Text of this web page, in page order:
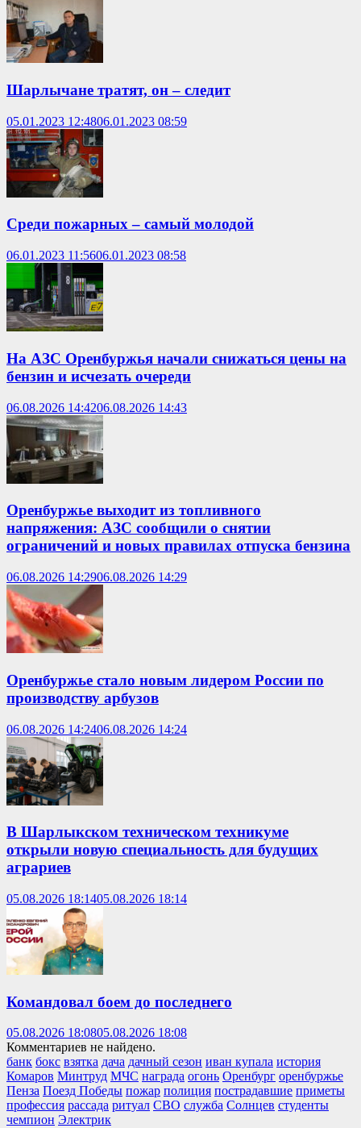
Шарлычане тратят, он – следит
05.01.2023 12:4806.01.2023 08:59
Среди пожарных – самый молодой
06.01.2023 11:5606.01.2023 08:58
На АЗС Оренбуржья начали снижаться цены на
бензин и исчезать очереди
06.08.2026 14:4206.08.2026 14:43
Оренбуржье выходит из топливного
напряжения: АЗС сообщили о снятии
ограничений и новых правилах отпуска бензина
06.08.2026 14:2906.08.2026 14:29
Оренбуржье стало новым лидером России по
производству арбузов
06.08.2026 14:2406.08.2026 14:24
В Шарлыкском техническом техникуме
открыли новую специальность для будущих
аграриев
05.08.2026 18:1405.08.2026 18:14
Командовал боем до последнего
05.08.2026 18:0805.08.2026 18:08
Комментариев не найдено.
банк бокс взятка дача дачный сезон иван купала история
Комаров Минтруд МЧС награда огонь Оренбург оренбуржье
Пенза Поезд Победы пожар полиция пострадавшие приметы
профессия рассада ритуал СВО служба Солнцев студенты
чемпион Электрик